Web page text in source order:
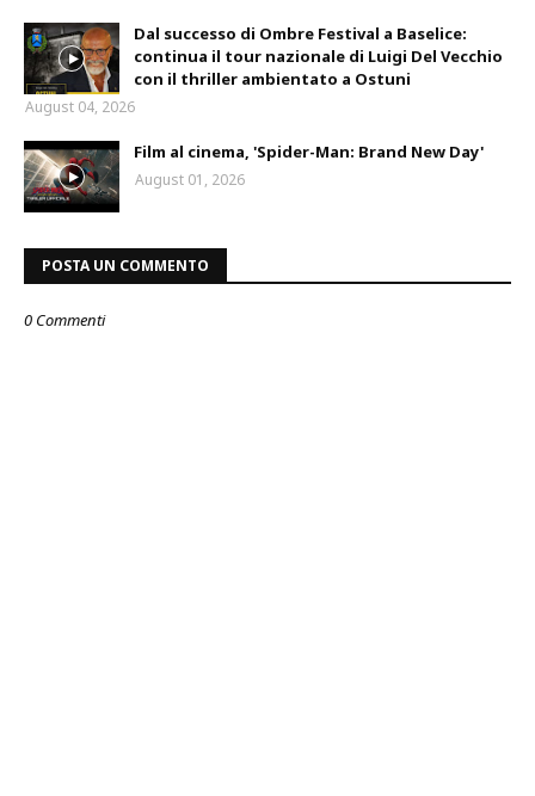
Dal successo di Ombre Festival a Baselice:
continua il tour nazionale di Luigi Del Vecchio
con il thriller ambientato a Ostuni
August 04, 2026
Film al cinema, 'Spider-Man: Brand New Day'
August 01, 2026
POSTA UN COMMENTO
0 Commenti